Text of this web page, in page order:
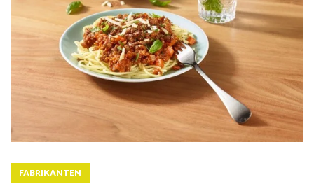
FABRIKANTEN